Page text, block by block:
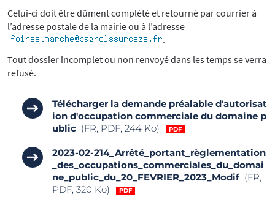
Celui-ci doit être dûment complété et retourné par courrier à
l’adresse postale de la mairie ou à l’adresse
.
Tout dossier incomplet ou non renvoyé dans les temps se verra
refusé.
Télécharger la demande préalable d'autorisat
ion d'occupation commerciale du domaine p
ublic (FR, PDF, 244 Ko)
2023-02-214_Arrêté_portant_règlementation
_des_occupations_commerciales_du_domai
ne_public_du_20_FEVRIER_2023_Modif (FR,
PDF, 320 Ko)